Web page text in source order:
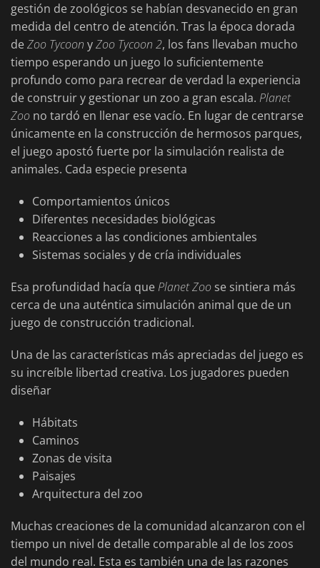
gestión de zoológicos se habían desvanecido en gran
medida del centro de atención. Tras la época dorada
deZoo Tycoon yZoo Tycoon 2, los fans llevaban mucho
tiempo esperando un juego lo suficientemente
profundo como para recrear de verdad la experiencia
de construir y gestionar un zoo a gran escala. Planet
Zoo no tardó en llenar ese vacío. En lugar de centrarse
únicamente en la construcción de hermosos parques,
el juego apostó fuerte por la simulación realista de
animales. Cada especie presenta
Comportamientos únicos
Diferentes necesidades biológicas
Reacciones a las condiciones ambientales
Sistemas sociales y de cría individuales
Esa profundidad hacía quePlanet Zoo se sintiera más
cerca de una auténtica simulación animal que de un
juego de construcción tradicional.
Una de las características más apreciadas del juego es
su increíble libertad creativa. Los jugadores pueden
diseñar
Hábitats
Caminos
Zonas de visita
Paisajes
Arquitectura del zoo
Muchas creaciones de la comunidad alcanzaron con el
tiempo un nivel de detalle comparable al de los zoos
del mundo real. Esta es también una de las razones